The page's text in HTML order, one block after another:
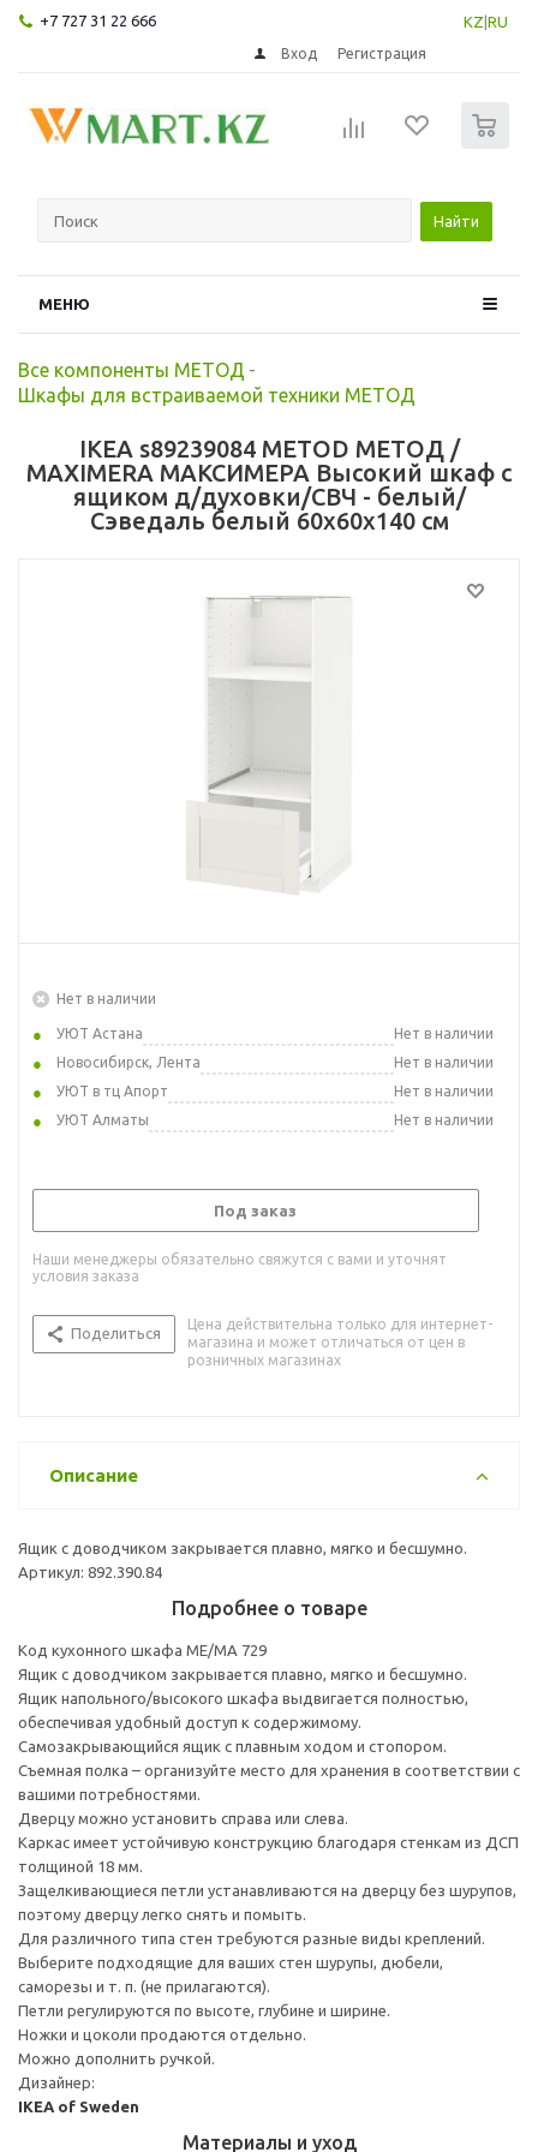
+7 727 31 22 666 KZ RU
Вход Регистрация
Найти
МЕНЮ
Все компоненты МЕТОД -
Шкафы для встраиваемой техники МЕТОД
IKEA s89239084 METOD МЕТОД /
MAXIMERA МАКСИМЕРА Высокий шкаф с
ящиком д/духовки/СВЧ - белый/
Сэведаль белый 60x60x140 см
Нет в наличии
УЮТ Астана
Нет в наличии
Новосибирск, Лента
Нет в наличии
УЮТ в тц Апорт
Нет в наличии
УЮТ Алматы
Нет в наличии
Под заказ
Наши менеджеры обязательно свяжутся с вами и уточнят
условия заказа
Поделиться
Цена действительна только для интернет-
магазина и может отличаться от цен в
розничных магазинах
Описание
Ящик с доводчиком закрывается плавно, мягко и бесшумно.
Артикул: 892.390.84
Подробнее о товаре
Код кухонного шкафа ME/MA 729
Ящик с доводчиком закрывается плавно, мягко и бесшумно.
Ящик напольного/высокого шкафа выдвигается полностью,
обеспечивая удобный доступ к содержимому.
Cамозакрывающийся ящик с плавным ходом и стопором.
Съемная полка – организуйте место для хранения в соответствии с
вашими потребностями.
Дверцу можно установить справа или слева.
Каркас имеет устойчивую конструкцию благодаря стенкам из ДСП
толщиной 18 мм.
Защелкивающиеся петли устанавливаются на дверцу без шурупов,
поэтому дверцу легко снять и помыть.
Для различного типа стен требуются разные виды креплений.
Выберите подходящие для ваших стен шурупы, дюбели,
саморезы и т. п. (не прилагаются).
Петли регулируются по высоте, глубине и ширине.
Ножки и цоколи продаются отдельно.
Можно дополнить ручкой.
Дизайнер:
IKEA of Sweden
Материалы и уход